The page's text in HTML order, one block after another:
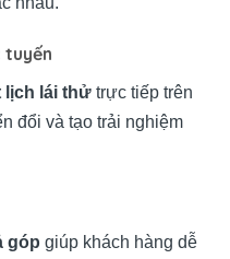
tuyến
lịch lái thử trực tiếp trên
đổi và tạo trải nghiệm
góp giúp khách hàng dễ